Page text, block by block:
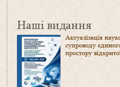
Наші видання
Актуалізація
супроводу
простору